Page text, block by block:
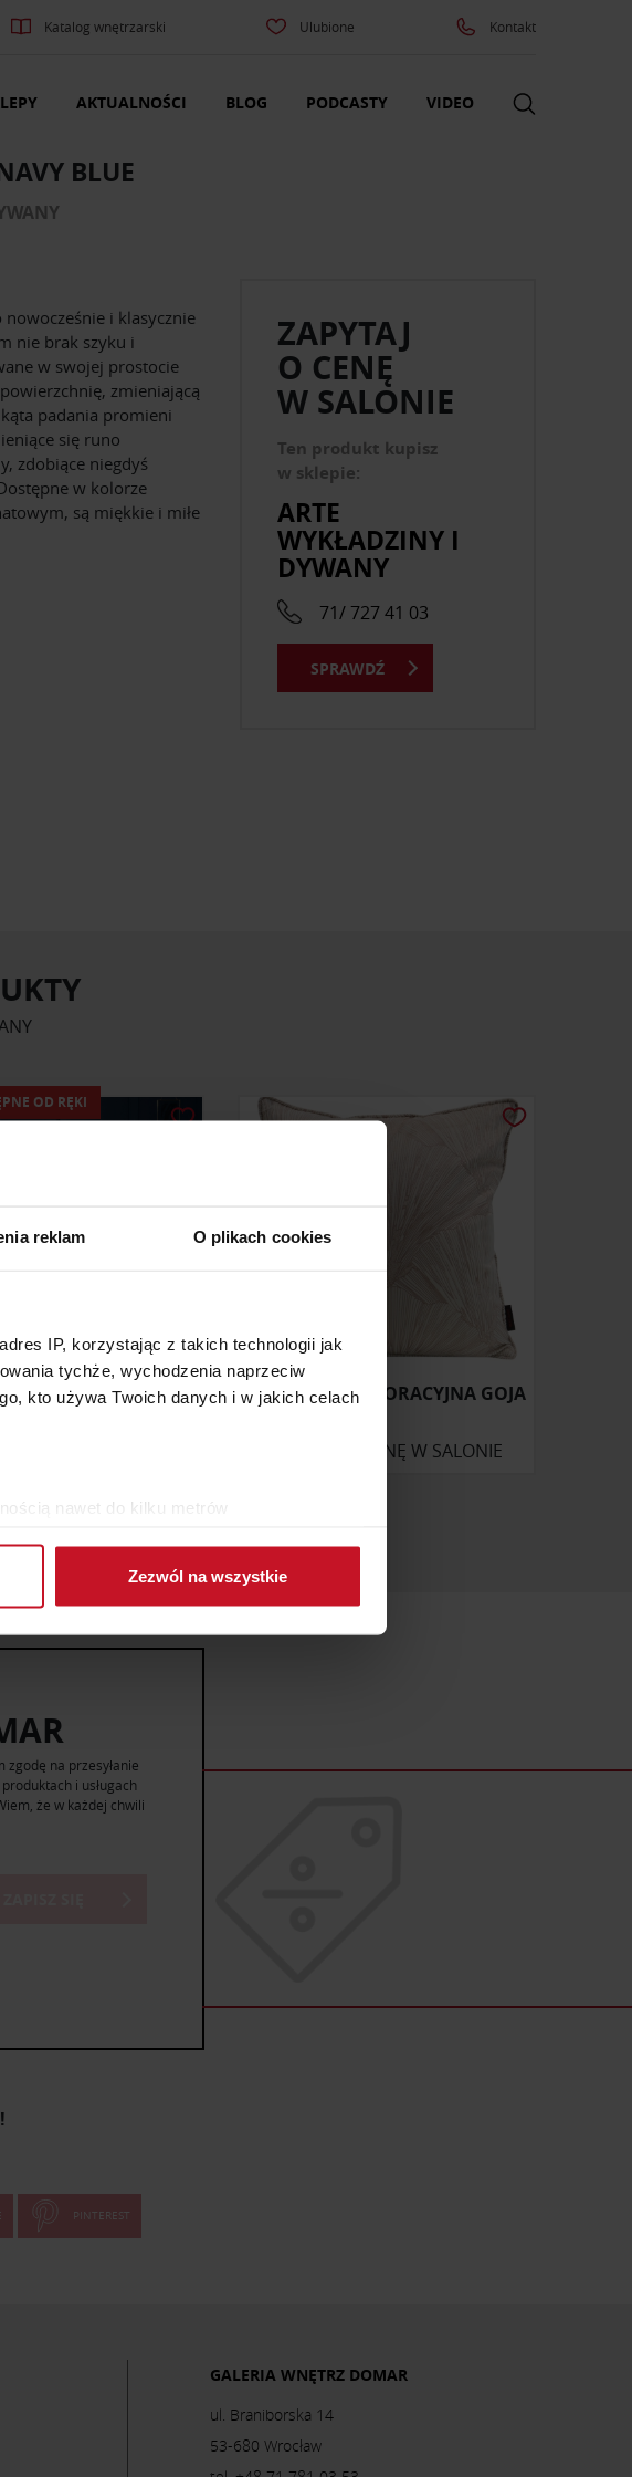
reklam O plikach cookies
IP, korzystając z takich technologii jak
tychże, wychodzenia naprzeciw
kto używa Twoich danych i w jakich celach
nawet do kilku metrów
ustaw własne preferencje w
partnerom społecznościowym,
danymi otrzymanymi od Ciebie lub
Zezwól na wszystkie
Katalog wnętrzarski Ulubione Kontakt
AKTUALNOŚCI BLOG PODCASTY VIDEO
BLUE
i klasycznie
nie brak szyku i
w swojej prostocie
zmieniającą
padania promieni
się runo
zdobiące niegdyś
w kolorze
są miękkie i miłe
ZAPYTAJ
O CENĘ
W SALONIE
Ten produkt kupisz
w sklepie:
ARTE
WYKŁADZINY I
DYWANY
71/ 727 41 03
SPRAWDŹ
CALYPSO 1060/955
OD RĘKI
POSZEWKA DEKORACYJNA GOJA
ZAPYTAJ O CENĘ W SALONIE
zgodę na przesyłanie
i usługach
że w każdej chwili
PINTEREST
GALERIA WNĘTRZ DOMAR
ul. Braniborska 14
53-680 Wrocław